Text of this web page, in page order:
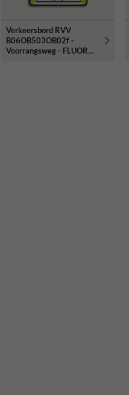
Verkeersbord RVV
B06OB503OB02f -
Voorrangsweg - FLUOR